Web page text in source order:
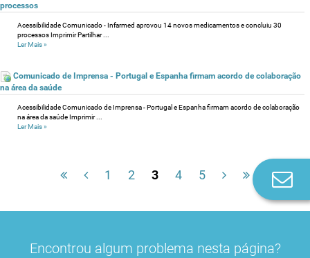
processos
Acessibilidade Comunicado - Infarmed aprovou 14 novos medicamentos e concluiu 30
processos Imprimir Partilhar ...
Ler Mais»
Comunicado de Imprensa - Portugal e Espanha firmam acordo de colaboração
na área da saúde
Acessibilidade Comunicado de Imprensa - Portugal e Espanha firmam acordo de colaboração
na área da saúde Imprimir ...
Ler Mais»
1 2 3 4 5
Encontrou algum problema nesta página?